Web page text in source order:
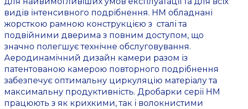
видів інтенсивного подрібнення. HM обладнані
жорсткою рамною конструкцією з сталі та
подвійними дверима з повним доступом, що
значно полегшує технічне обслуговування.
Аеродинамічний дизайн камери разом із
патентованою камерою повторного подрібнення
забезпечує оптимальну циркуляцію матеріалу та
максимальну продуктивність. Дробарки серії HM
працюють з як крихкими, так і волокнистими